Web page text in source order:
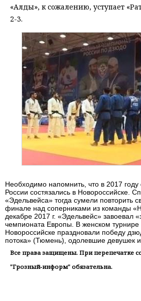
«Алды», к сожалению, уступает
2-3.
Необходимо напомнить, что в 2017
России состязались в Новороссийске.
«Эдельвейса» тогда сумели повторить
финале над соперниками из команды
декабре 2017 г. «Эдельвейс» завоевал
чемпионата Европы. В женском турнире
Новороссийске праздновали победу
потока» (Тюмень), одолевшие девушек
Все права защищены. При перепечатке
"Грозный-информ" обязательна.